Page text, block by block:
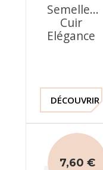
Semelles
Cuir
Elégance
DÉCOUVRIR !
7,60 €